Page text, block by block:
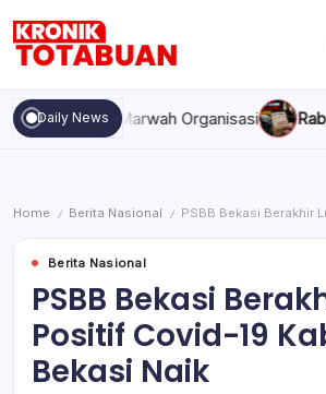
content
Totabuan
hari
ini
Kronik
Daily News
dan Marwah Organisasi Rabu,
Home / Berita Nasional / PSBB Bekasi Berakhir Lusa,
Berita Nasional
PSBB Bekasi
Positif Covid-19
Bekasi Naik